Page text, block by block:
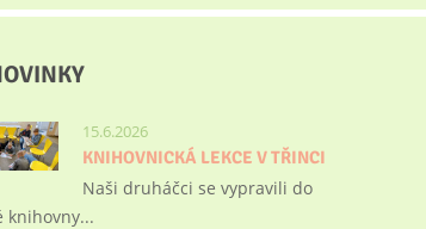
15.6.2026
KNIHOVNICKÁ LEKCE V TŘINCI
Naši druháčci se vypravili do
knihovny...